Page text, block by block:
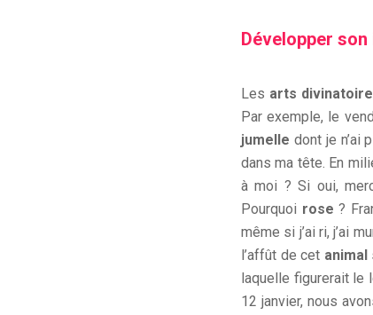
Développer
Les arts
Par exemple, le
jumelle dont je n’ai
dans ma tête. En
à moi ? Si oui,
Pourquoi rose ?
même si j’ai ri, j’ai
l’affût de cet animal
laquelle figurerait le
12 janvier, nous